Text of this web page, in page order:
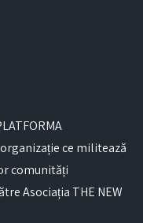
organizație ce militează
comunități
Asociația THE NEW